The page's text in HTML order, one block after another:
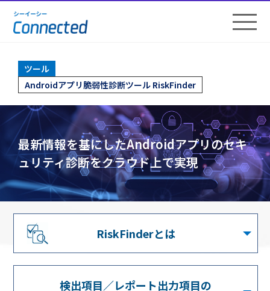
ツール
Androidアプリ脆弱性診断ツール RiskFinder
最新情報を基にしたAndroidアプリのセキ
ュリティ診断をクラウド上で実現
RiskFinderとは
検出項目／レポート出力項目の